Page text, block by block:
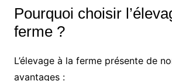
Pourquoi choisir
ferme ?
L’élevage à la ferme présente de
avantages :